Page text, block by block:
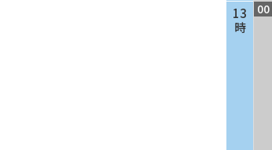
13
時
00